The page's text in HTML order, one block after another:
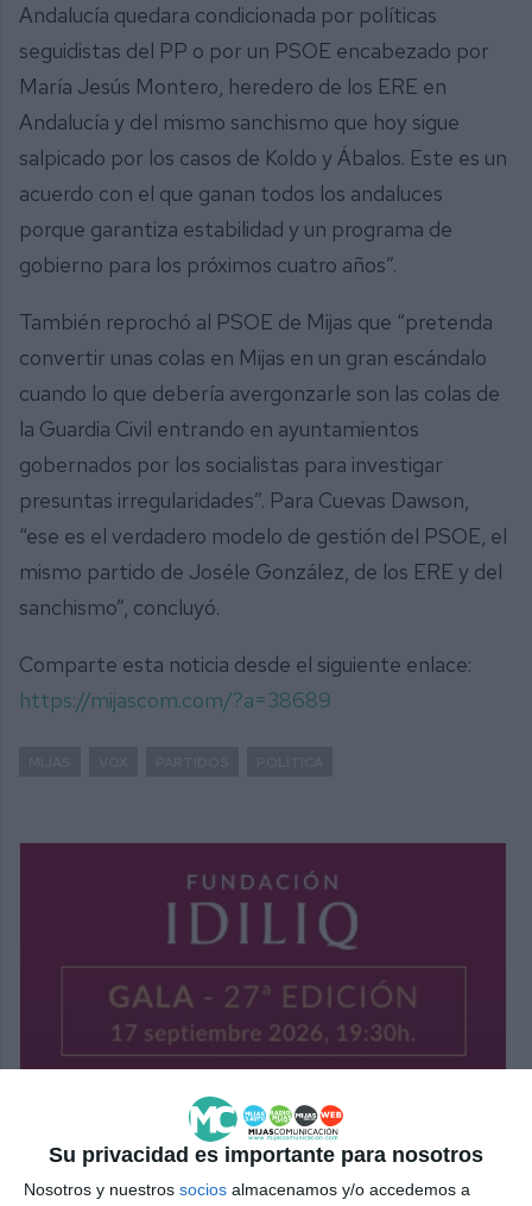
Su privacidad es importante para nosotros
Nosotros y nuestros socios almacenamos y/o accedemos a
Andalucía quedara condicionada por políticas
seguidistas del PP o por un PSOE encabezado por
María Jesús Montero, heredero de los ERE en
Andalucía y del mismo sanchismo que hoy sigue
salpicado por los casos de Koldo y Ábalos. Este es un
acuerdo con el que ganan todos los andaluces
porque garantiza estabilidad y un programa de
gobierno para los próximos cuatro años”.
También reprochó al PSOE de Mijas que “pretenda
convertir unas colas en Mijas en un gran escándalo
cuando lo que debería avergonzarle son las colas de
la Guardia Civil entrando en ayuntamientos
gobernados por los socialistas para investigar
presuntas irregularidades”. Para Cuevas Dawson,
“ese es el verdadero modelo de gestión del PSOE, el
mismo partido de Joséle González, de los ERE y del
sanchismo”, concluyó.
Comparte esta noticia desde el siguiente enlace:
https://mijascom.com/?a=38689